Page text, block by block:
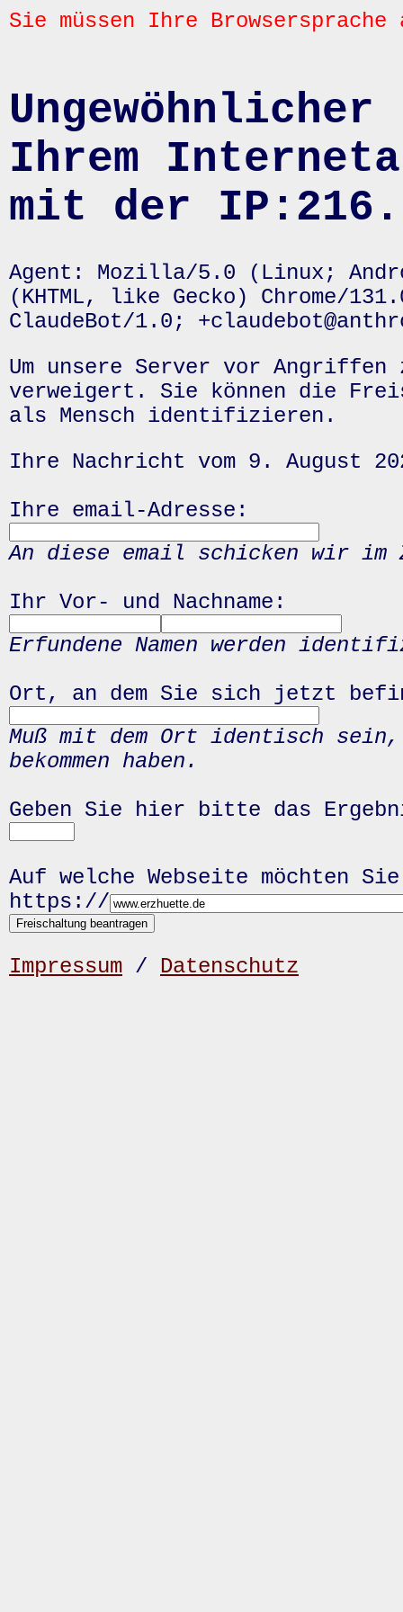
Sie müssen Ihre
Ihrem
mit der
Agent: Mozilla/5.0 (Linux;
(KHTML, like Gecko) Chrome/
ClaudeBot/1.0;
Um unsere Server vor
verweigert. Sie können die
als Mensch identifizieren.
Ihre Nachricht vom 9. August
Ihre email-Adresse:
An diese email schicken wir
Ihr Vor- und Nachname:
Erfundene Namen werden
Ort, an dem Sie sich jetzt
Muß mit dem Ort identisch
bekommen haben.
Geben Sie hier bitte das
Auf welche Webseite möchten
https://
Impressum / Datenschutz